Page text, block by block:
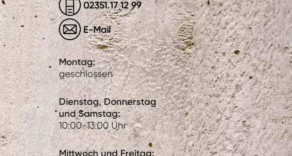
02351.17 12 99
E-Mail
Montag:
geschlossen
Dienstag, Donnerstag
und Samstag:
10:00-13:00 Uhr
Mittwoch und Freitag: